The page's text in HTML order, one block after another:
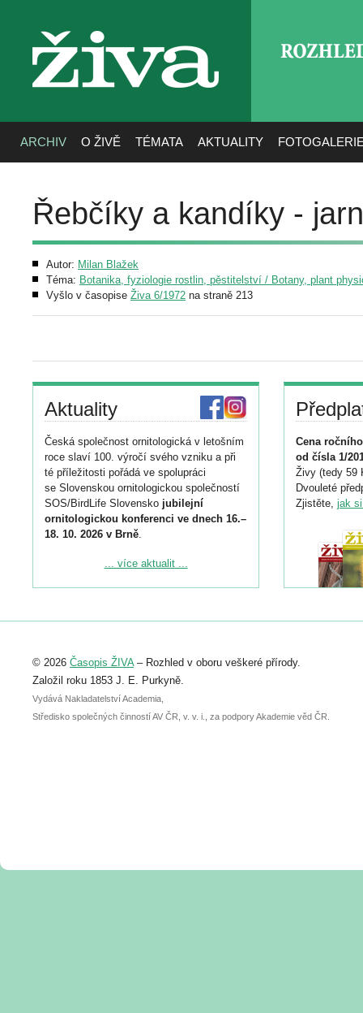
živa
ARCHIV O ŽIVĚ TÉMATA AKTUALITY
Řebčíky a kandíky -
Autor: Milan Blažek
Téma: Botanika, fyziologie rostlin, pěstitelství / Botany, plant
Vyšlo v časopise Živa 6/1972 na straně 213
Aktuality
Česká společnost ornitologická v letošním
roce slaví 100. výročí svého vzniku a při
té příležitosti pořádá ve spolupráci
se Slovenskou ornitologickou společností
SOS/BirdLife Slovensko jubilejní
ornitologickou konferenci ve dnech 16.–
18. 10. 2026 v Brně.
Podrobnější informace ke konferenci
Registrovat se můžete do 6. září.
abstraktu přihlášené přednášky nebo
posteru je už 30. června.
... více aktualit ...
Cena
od čísla 1/
Živy (tedy 59
Dvouleté
Zjistěte, jak
© 2026 Časopis ŽIVA– Rozhled v oboru veškeré přírody.
Založil roku 1853 J. E. Purkyně.
Vydává Nakladatelství Academia,
Středisko společných činností AV ČR, v. v. i., za podpory Akademie věd ČR.